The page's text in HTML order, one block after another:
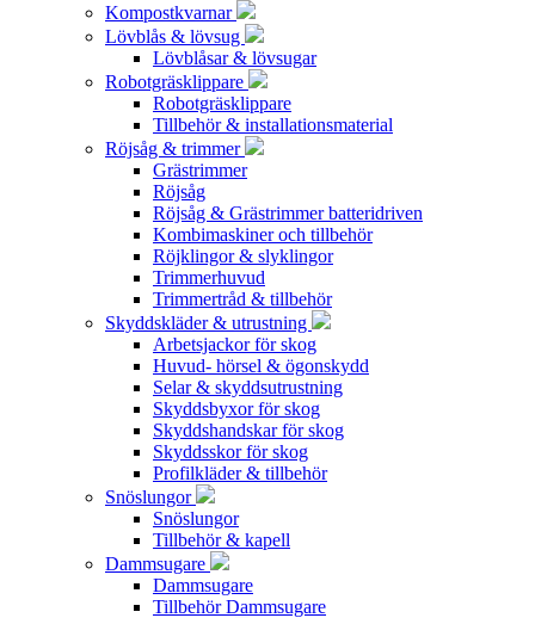
Kompostkvarnar
Lövblås & lövsug
Lövblåsar & lövsugar
Robotgräsklippare
Robotgräsklippare
Tillbehör & installationsmaterial
Röjsåg & trimmer
Grästrimmer
Röjsåg
Röjsåg & Grästrimmer batteridriven
Kombimaskiner och tillbehör
Röjklingor & slyklingor
Trimmerhuvud
Trimmertråd & tillbehör
Skyddskläder & utrustning
Arbetsjackor för skog
Huvud- hörsel & ögonskydd
Selar & skyddsutrustning
Skyddsbyxor för skog
Skyddshandskar för skog
Skyddsskor för skog
Profilkläder & tillbehör
Snöslungor
Snöslungor
Tillbehör & kapell
Dammsugare
Dammsugare
Tillbehör Dammsugare